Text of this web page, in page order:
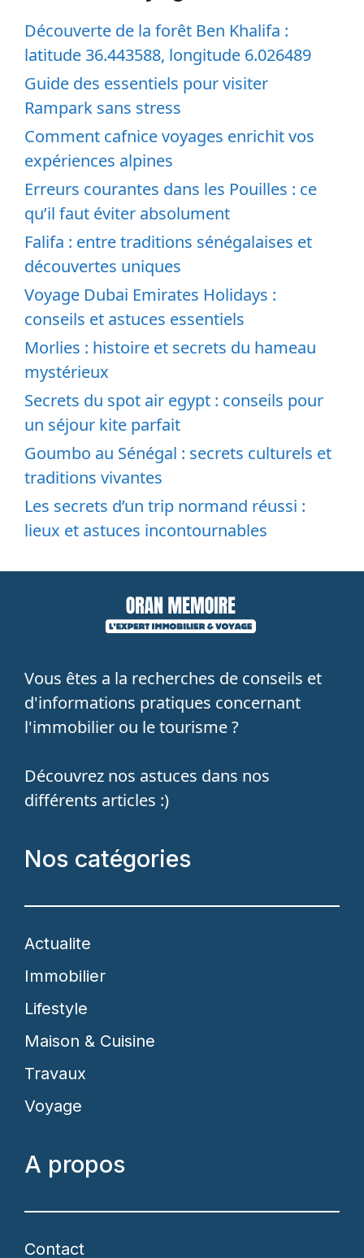
Découverte de la forêt Ben Khalifa :
latitude 36.443588, longitude 6.026489
Guide des essentiels pour visiter
Rampark sans stress
Comment cafnice voyages enrichit vos
expériences alpines
Erreurs courantes dans les Pouilles : ce
qu’il faut éviter absolument
Falifa : entre traditions sénégalaises et
découvertes uniques
Voyage Dubai Emirates Holidays :
conseils et astuces essentiels
Morlies : histoire et secrets du hameau
mystérieux
Secrets du spot air egypt : conseils pour
un séjour kite parfait
Goumbo au Sénégal : secrets culturels et
traditions vivantes
Les secrets d’un trip normand réussi :
lieux et astuces incontournables
Vous êtes a la recherches de conseils et
d'informations pratiques concernant
l'immobilier ou le tourisme ?
Découvrez nos astuces dans nos
différents articles :)
Nos catégories
Actualite
Immobilier
Lifestyle
Maison & Cuisine
Travaux
Voyage
A propos
Contact